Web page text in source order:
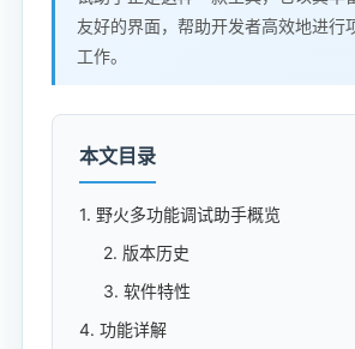
友好的界面，帮助开发者高效地进行
工作。
本文目录
1. 野火多功能调试助手概览
2. 版本历史
3. 软件特性
4. 功能详解